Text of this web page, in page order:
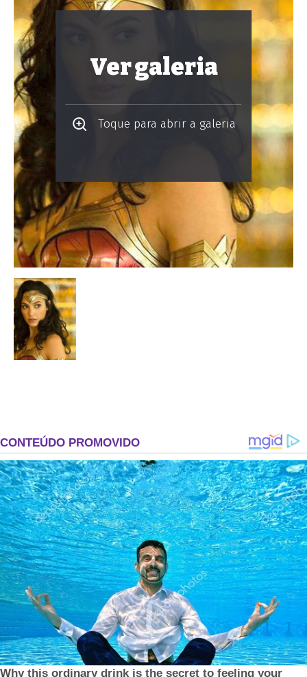
Ver galeria
Toque para abrir a galeria